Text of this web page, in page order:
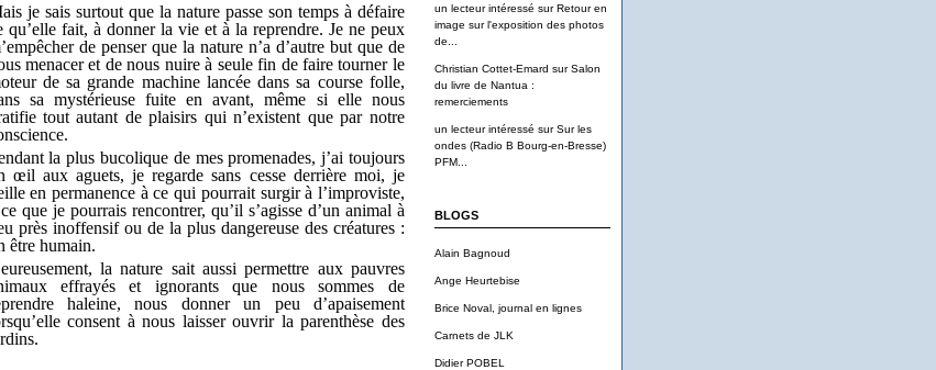
un lecteur intéressé surRetour en
image sur l'exposition des photos
de...
Christian Cottet-Emard surSalon
du livre de Nantua :
remerciements
un lecteur intéressé surSur les
ondes (Radio B Bourg-en-Bresse)
PFM...
BLOGS
Alain Bagnoud
Ange Heurtebise
Brice Noval, journal en lignes
Carnets de JLK
Didier POBEL
je sais surtout que la nature passe son temps à défaire
qu’elle fait, à donner la vie et à la reprendre. Je ne peux
de penser que la nature n’a d’autre but que de
menacer et de nous nuire à seule fin de faire tourner le
de sa grande machine lancée dans sa course folle,
sa mystérieuse fuite en avant, même si elle nous
tout autant de plaisirs qui n’existent que par notre
la plus bucolique de mes promenades, j’ai toujours
œil aux aguets, je regarde sans cesse derrière moi, je
en permanence à ce qui pourrait surgir à l’improviste,
que je pourrais rencontrer, qu’il s’agisse d’un animal à
près inoffensif ou de la plus dangereuse des créatures :
être humain.
la nature sait aussi permettre aux pauvres
effrayés et ignorants que nous sommes de
haleine, nous donner un peu d’apaisement
consent à nous laisser ouvrir la parenthèse des